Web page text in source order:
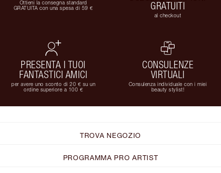
Ottieni la consegna standard
GRATUITA con una spesa di 59 €
GRATUITI
al checkout
PRESENTA I TUOI
FANTASTICI AMICI
per avere uno sconto di 20 € su un
ordine superiore a 100 €
CONSULENZE
VIRTUALI
Consulenza individuale con i miei
beauty stylist!
TROVA NEGOZIO
PROGRAMMA PRO ARTIST